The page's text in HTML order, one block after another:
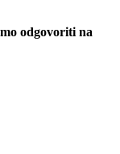
odgovoriti na